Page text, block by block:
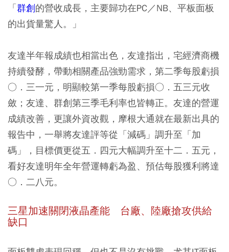
「群創的營收成長，主要歸功在PC／NB、平板面板
的出貨量驚人。」
友達半年報成績也相當出色，友達指出，宅經濟商機
持續發酵，帶動相關產品強勁需求，第二季每股虧損
○．三一元，明顯較第一季每股虧損○．五三元收
斂；友達、群創第三季毛利率也皆轉正。友達的營運
成績改善，更讓外資改觀，摩根大通就在最新出具的
報告中，一舉將友達評等從「減碼」調升至「加
碼」，目標價更從五．四元大幅調升至十二．五元，
看好友達明年全年營運轉虧為盈、預估每股獲利將達
○．二八元。
三星加速關閉液晶產能 台廠、陸廠搶攻供給
缺口